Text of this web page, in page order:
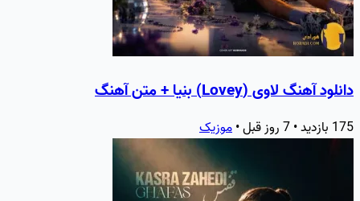
دانلود آهنگ لاوی (Lovey) بنیا + متن آهنگ
175 بازدید • 7 روز قبل • موزیک